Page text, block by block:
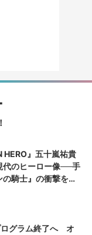
HERO』五十嵐祐貴
代のヒーロー像──手
騎士』の衝撃を再
ログラム終了へ オ